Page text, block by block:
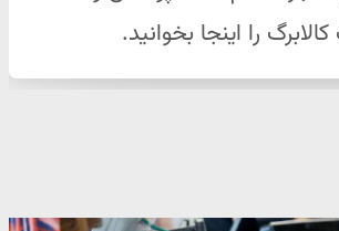
را اینجا بخوانید.